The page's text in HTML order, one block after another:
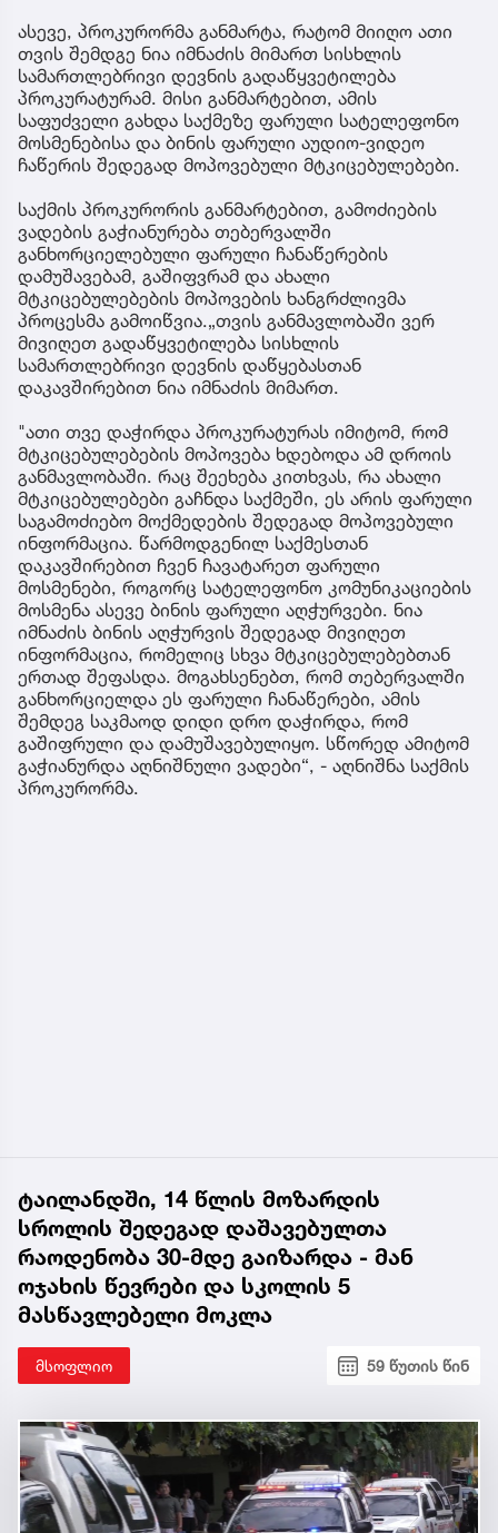
ასევე, პროკურორმა განმარტა, რატომ მიიღო ათი
თვის შემდგე ნია იმნაძის მიმართ სისხლის
სამართლებრივი დევნის გადაწყვეტილება
პროკურატურამ. მისი განმარტებით, ამის
საფუძველი გახდა საქმეზე ფარული სატელეფონო
მოსმენებისა და ბინის ფარული აუდიო-ვიდეო
ჩაწერის შედეგად მოპოვებული მტკიცებულებები.
საქმის პროკურორის განმარტებით, გამოძიების
ვადების გაჭიანურება თებერვალში
განხორციელებული ფარული ჩანაწერების
დამუშავებამ, გაშიფვრამ და ახალი
მტკიცებულებების მოპოვების ხანგრძლივმა
პროცესმა გამოიწვია.„თვის განმავლობაში ვერ
მივიღეთ გადაწყვეტილება სისხლის
სამართლებრივი დევნის დაწყებასთან
დაკავშირებით ნია იმნაძის მიმართ.
"ათი თვე დაჭირდა პროკურატურას იმიტომ, რომ
მტკიცებულებების მოპოვება ხდებოდა ამ დროის
განმავლობაში. რაც შეეხება კითხვას, რა ახალი
მტკიცებულებები გაჩნდა საქმეში, ეს არის ფარული
საგამოძიებო მოქმედების შედეგად მოპოვებული
ინფორმაცია. წარმოდგენილ საქმესთან
დაკავშირებით ჩვენ ჩავატარეთ ფარული
მოსმენები, როგორც სატელეფონო კომუნიკაციების
მოსმენა ასევე ბინის ფარული აღჭურვები. ნია
იმნაძის ბინის აღჭურვის შედეგად მივიღეთ
ინფორმაცია, რომელიც სხვა მტკიცებულებებთან
ერთად შეფასდა. მოგახსენებთ, რომ თებერვალში
განხორციელდა ეს ფარული ჩანაწერები, ამის
შემდეგ საკმაოდ დიდი დრო დაჭირდა, რომ
გაშიფრული და დამუშავებულიყო. სწორედ ამიტომ
გაჭიანურდა აღნიშნული ვადები“, - აღნიშნა საქმის
პროკურორმა.
ტაილანდში, 14 წლის მოზარდის
სროლის შედეგად დაშავებულთა
რაოდენობა 30-მდე გაიზარდა - მან
ოჯახის წევრები და სკოლის 5
მასწავლებელი მოკლა
მსოფლიო 59 წუთის წინ